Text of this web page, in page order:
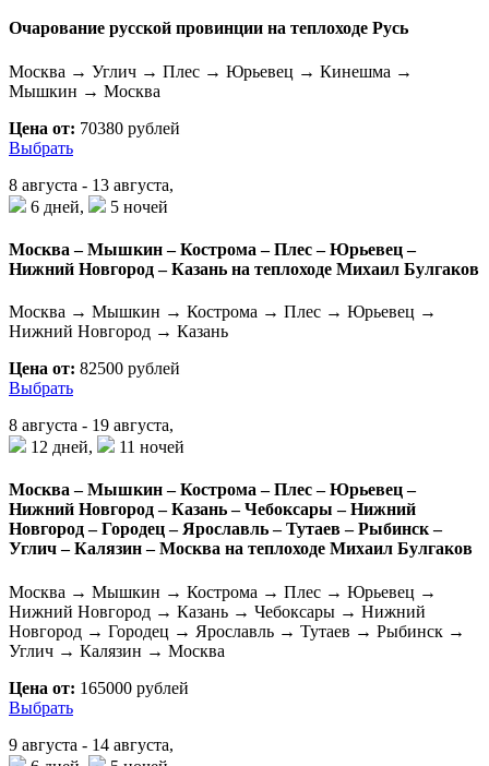
Очарование русской провинции на теплоходе Русь
Москва → Углич → Плес → Юрьевец → Кинешма →
Мышкин → Москва
Цена от: 70380 рублей
Выбрать
8 августа - 13 августа,
6 дней,
5 ночей
Москва – Мышкин – Кострома – Плес – Юрьевец –
Нижний Новгород – Казань на теплоходе Михаил Булгаков
Москва → Мышкин → Кострома → Плес → Юрьевец →
Нижний Новгород → Казань
Цена от: 82500 рублей
Выбрать
8 августа - 19 августа,
12 дней,
11 ночей
Москва – Мышкин – Кострома – Плес – Юрьевец –
Нижний Новгород – Казань – Чебоксары – Нижний
Новгород – Городец – Ярославль – Тутаев – Рыбинск –
Углич – Калязин – Москва на теплоходе Михаил Булгаков
Москва → Мышкин → Кострома → Плес → Юрьевец →
Нижний Новгород → Казань → Чебоксары → Нижний
Новгород → Городец → Ярославль → Тутаев → Рыбинск →
Углич → Калязин → Москва
Цена от: 165000 рублей
Выбрать
9 августа - 14 августа,